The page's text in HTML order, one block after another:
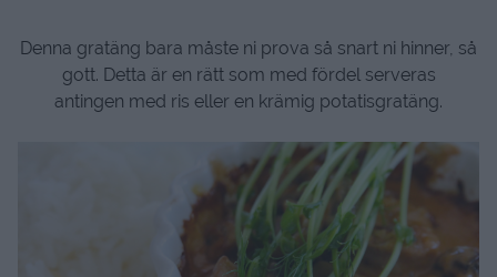
Denna gratäng bara måste ni prova så snart ni hinner, så
gott. Detta är en rätt som med fördel serveras
antingen med ris eller en krämig potatisgratäng.